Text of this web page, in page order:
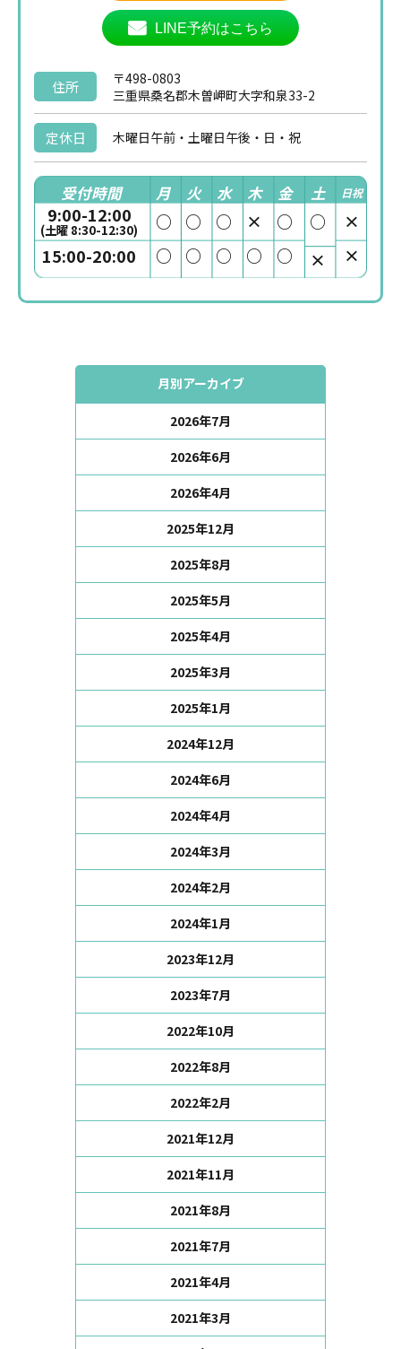
LINE予約はこちら
住所
〒498-0803
三重県桑名郡木曽岬町大字和泉33-2
定休日 木曜日午前・土曜日午後・日・祝
受付時間 月 火 水 木 金 土 日祝
9:00-12:00
(土曜 8:30-12:30) ○ ○ ○ × ○ ○
×
15:00-20:00
○ ○ ○ ○ ○ × ×
月別アーカイブ
2026年7月
2026年6月
2026年4月
2025年12月
2025年8月
2025年5月
2025年4月
2025年3月
2025年1月
2024年12月
2024年6月
2024年4月
2024年3月
2024年2月
2024年1月
2023年12月
2023年7月
2022年10月
2022年8月
2022年2月
2021年12月
2021年11月
2021年8月
2021年7月
2021年4月
2021年3月